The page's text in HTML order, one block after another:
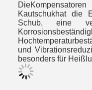
Die
Kautschukhat die
Schub, eine
und
besonders für